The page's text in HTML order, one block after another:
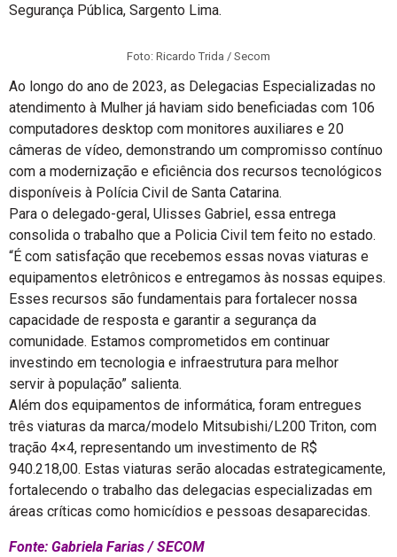
Segurança Pública, Sargento Lima.
Foto: Ricardo Trida / Secom
Ao longo do ano de 2023, as Delegacias Especializadas no
atendimento à Mulher já haviam sido beneficiadas com 106
computadores desktop com monitores auxiliares e 20
câmeras de vídeo, demonstrando um compromisso contínuo
com a modernização e eficiência dos recursos tecnológicos
disponíveis à Polícia Civil de Santa Catarina.
Para o delegado-geral, Ulisses Gabriel, essa entrega
consolida o trabalho que a Policia Civil tem feito no estado.
“É com satisfação que recebemos essas novas viaturas e
equipamentos eletrônicos e entregamos às nossas equipes.
Esses recursos são fundamentais para fortalecer nossa
capacidade de resposta e garantir a segurança da
comunidade. Estamos comprometidos em continuar
investindo em tecnologia e infraestrutura para melhor
servir à população” salienta.
Além dos equipamentos de informática, foram entregues
três viaturas da marca/modelo Mitsubishi/L200 Triton, com
tração 4×4, representando um investimento de R$
940.218,00. Estas viaturas serão alocadas estrategicamente,
fortalecendo o trabalho das delegacias especializadas em
áreas críticas como homicídios e pessoas desaparecidas.
Fonte: Gabriela Farias / SECOM